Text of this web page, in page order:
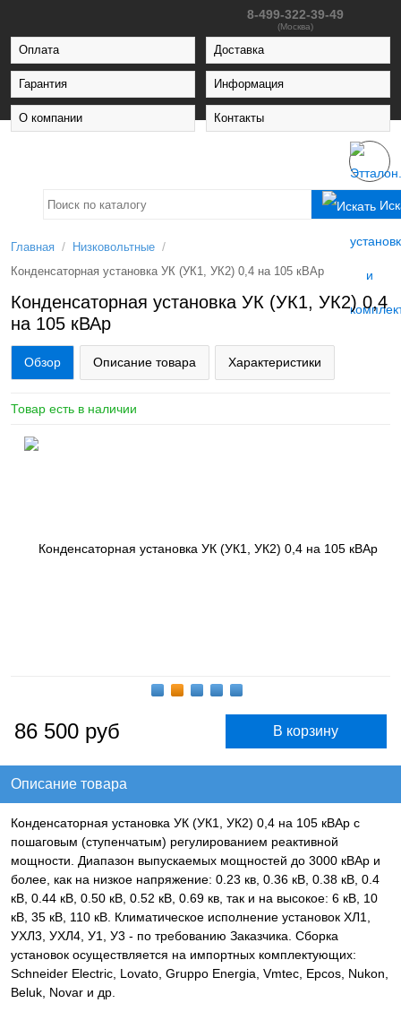
8-499-322-39-49
(Москва)
Оплата Доставка
Гарантия Информация
О компании Контакты
Главная / Низковольтные /
Конденсаторная установка УК (УК1, УК2) 0,4 на 105 кВАр
Конденсаторная установка УК (УК1, УК2) 0,4
на 105 кВАр
Обзор Описание товара Характеристики
Товар есть в наличии
86 500 руб
Описание товара
Конденсаторная установка УК (УК1, УК2) 0,4 на 105 кВАр с
пошаговым (ступенчатым) регулированием реактивной
мощности. Диапазон выпускаемых мощностей до 3000 кВАр и
более, как на низкое напряжение: 0.23 кв, 0.36 кВ, 0.38 кВ, 0.4
кВ, 0.44 кВ, 0.50 кВ, 0.52 кВ, 0.69 кв, так и на высокое: 6 кВ, 10
кВ, 35 кВ, 110 кВ. Климатическое исполнение установок ХЛ1,
УХЛ3, УХЛ4, У1, У3 - по требованию Заказчика. Сборка
установок осуществляется на импортных комплектующих:
Schneider Electric, Lovato, Gruppo Energia, Vmtec, Epcos, Nukon,
Beluk, Novar и др.